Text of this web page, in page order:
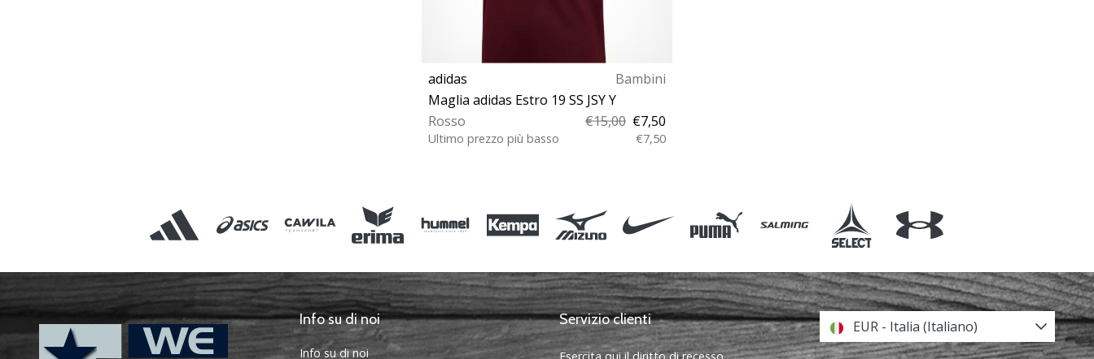
adidas
Bambini
Maglia adidas Estro 19 SS JSY Y
Rosso
€15,00 €7,50
Ultimo prezzo più basso €7,50
Info su di noi
Info su di noi
Servizio clienti EUR - Italia (Italiano)